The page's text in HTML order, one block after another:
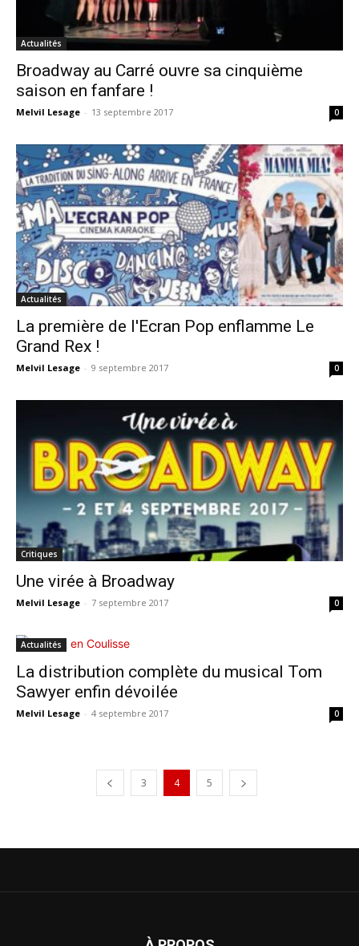
Actualités
Broadway au Carré ouvre sa cinquième
saison en fanfare !
Melvil Lesage - 13 septembre 2017 0
Actualités
La première de l'Ecran Pop enflamme Le
Grand Rex !
Melvil Lesage - 9 septembre 2017 0
Critiques
Une virée à Broadway
Melvil Lesage - 7 septembre 2017 0
Actualités
La distribution complète du musical Tom
Sawyer enfin dévoilée
Melvil Lesage - 4 septembre 2017 0
3 4 5